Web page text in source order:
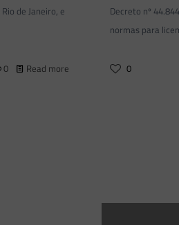
de Janeiro, e
0 Read more
Decreto nº
normas para
0